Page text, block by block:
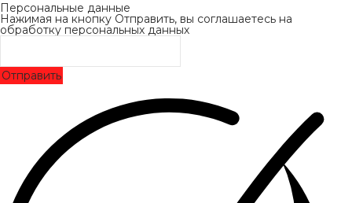
Персональные данные
Нажимая на кнопку Отправить, вы соглашаетесь на
обработку персональных данных
Отправить